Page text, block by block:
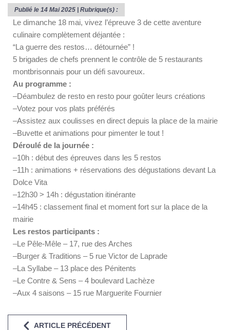
Publié le 14 Mai 2025 | Rubrique(s) :
Le dimanche 18 mai, vivez l’épreuve 3 de cette aventure
culinaire complètement déjantée :
“La guerre des restos… détournée” !
5 brigades de chefs prennent le contrôle de 5 restaurants
montbrisonnais pour un défi savoureux.
Au programme :
–Déambulez de resto en resto pour goûter leurs créations
–Votez pour vos plats préférés
–Assistez aux coulisses en direct depuis la place de la mairie
–Buvette et animations pour pimenter le tout !
Déroulé de la journée :
–10h : début des épreuves dans les 5 restos
–11h : animations + réservations des dégustations devant La
Dolce Vita
–12h30 > 14h : dégustation itinérante
–14h45 : classement final et moment fort sur la place de la
mairie
Les restos participants :
–Le Pêle-Mêle – 17, rue des Arches
–Burger & Traditions – 5 rue Victor de Laprade
–La Syllabe – 13 place des Pénitents
–Le Contre & Sens – 4 boulevard Lachèze
–Aux 4 saisons – 15 rue Marguerite Fournier
ARTICLE PRÉCÉDENT